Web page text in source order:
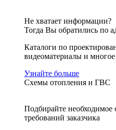
Не хватает информации?
Тогда Вы обратились по
Каталоги по
видеоматериалы и многое
Узнайте больше
Схемы отопления и ГВС
Подбирайте необходимое
требований заказчика